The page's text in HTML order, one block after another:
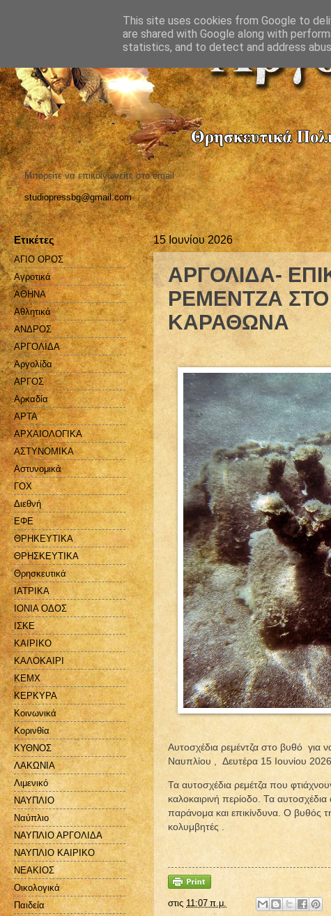
Μπορείτε να επικοινωνείτε στο email
studiopressbg@gmail.com
15 Ιουνίου 2026
ΑΡΓΟΛΙΔΑ-
ΡΕΜΕΝΤΖΑ
ΚΑΡΑΘΩΝΑ
Αυτοσχέδια ρεμέvτζα στο βυθό
Ναυπλίου , Δευτέρα 15 Ιουνίου
Τα αυτοσχέδια ρεμέτζα που
καλοκαιρινή περίοδο. Τα
παράνομα και επικίνδυνα. Ο βυθός
κολυμβητές .
στις 11:07 π.μ.
Ετικέτες
ΑΓΙΟ ΟΡΟΣ
Αγροτικά
ΑΘΗΝΑ
Αθλητικά
ΑΝΔΡΟΣ
ΑΡΓΟΛΙΔΑ
Αργολίδα
ΑΡΓΟΣ
Αρκαδία
ΑΡΤΑ
ΑΡΧΑΙΟΛΟΓΙΚΑ
ΑΣΤΥΝΟΜΙΚΑ
Αστυνομικά
ΓΟΧ
Διεθνή
ΕΦΕ
ΘΡΗΚΕΥΤΙΚΑ
ΘΡΗΣΚΕΥΤΙΚΑ
Θρησκευτικά
ΙΑΤΡΙΚΑ
ΙΟΝΙΑ ΟΔΟΣ
ΙΣΚΕ
ΚΑΙΡΙΚΟ
ΚΑΛΟΚΑΙΡΙ
ΚΕΜΧ
ΚΕΡΚΥΡΑ
Κοινωνικά
Κορινθία
ΚΥΘΝΟΣ
ΛΑΚΩΝΙΑ
Λιμενικό
ΝΑΥΠΛΙΟ
Ναύπλιο
ΝΑΥΠΛΙΟ ΑΡΓΟΛΙΔΑ
ΝΑΥΠΛΙΟ ΚΑΙΡΙΚΟ
ΝΕΑΚΙΟΣ
Οικολογικά
Παιδεία
This site uses cookies from Google to
are shared with Google along with
statistics, and to detect and address